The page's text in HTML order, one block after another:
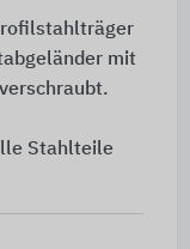
mit
Stahlteile